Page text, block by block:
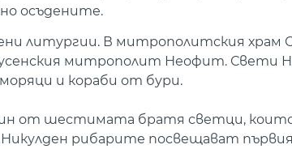
осъдените.
литургии. В митрополитския храм
митрополит Неофит. Свети
и кораби от бури.
от шестимата братя светци, които
рибарите посвещават